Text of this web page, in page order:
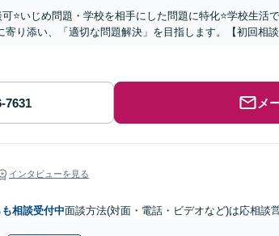
可⭐️いじめ問題・学校を相手にした問題に特化⭐️学校生
り添い、「適切な問題解決」を目指します。【初回相談
メ
インタビューを見る
相談受付中面談方法(対面・電話・ビデオなど)は応相談